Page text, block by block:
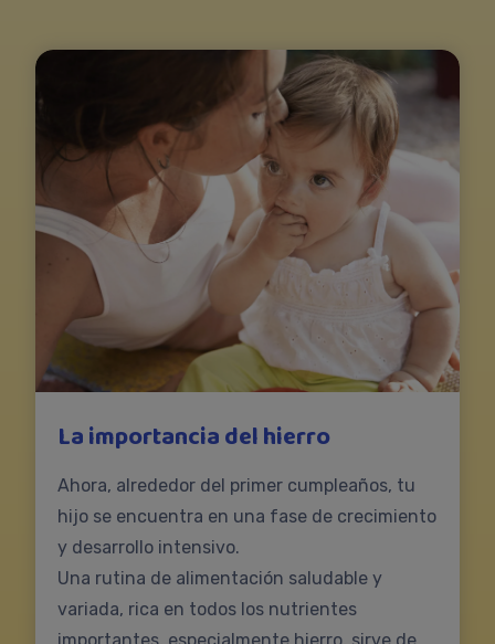
La importancia del hierro
Ahora, alrededor del primer cumpleaños, tu
hijo se encuentra en una fase de crecimiento
y desarrollo intensivo.
Una rutina de alimentación saludable y
variada, rica en todos los nutrientes
importantes, especialmente hierro, sirve de